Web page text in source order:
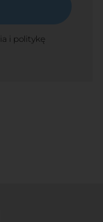
i politykę